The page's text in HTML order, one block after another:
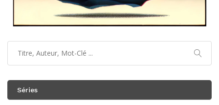
Séries